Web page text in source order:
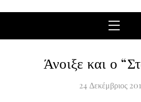
Menu
Άνοιξε και ο
24 Δεκέμβριος